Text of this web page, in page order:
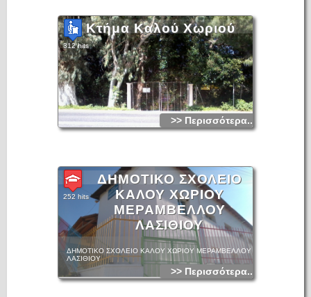
Κτήμα Καλού Χωριού
312 hits
>> Περισσότερα...
ΔΗΜΟΤΙΚΟ ΣΧΟΛΕΙΟ
ΚΑΛΟΥ ΧΩΡΙΟΥ
ΜΕΡΑΜΒΕΛΛΟΥ
ΛΑΣΙΘΙΟΥ
252 hits
ΔΗΜΟΤΙΚΟ ΣΧΟΛΕΙΟ ΚΑΛΟΥ ΧΩΡΙΟΥ ΜΕΡΑΜΒΕΛΛΟΥ
ΛΑΣΙΘΙΟΥ
>> Περισσότερα...